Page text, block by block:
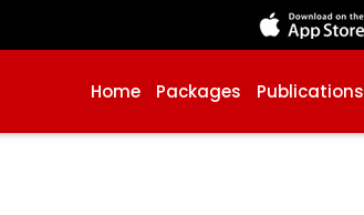
Home Packages Publications